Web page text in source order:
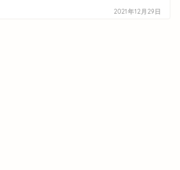
2021年12月29日